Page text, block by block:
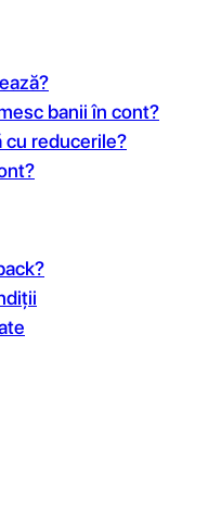
banii în cont?
cu reducerile?